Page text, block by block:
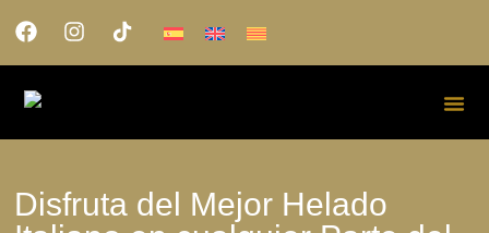
Disfruta del Mejor Helado